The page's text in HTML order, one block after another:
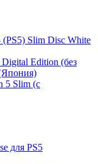
(PS5) Slim Disc White
Edition (без
5 Slim (с
для PS5